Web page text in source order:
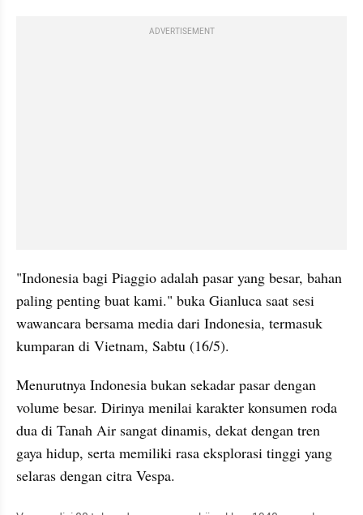
ADVERTISEMENT
"Indonesia bagi Piaggio adalah pasar yang besar, bahan
paling penting buat kami." buka Gianluca saat sesi
wawancara bersama media dari Indonesia, termasuk
kumparan di Vietnam, Sabtu (16/5).
Menurutnya Indonesia bukan sekadar pasar dengan
volume besar. Dirinya menilai karakter konsumen roda
dua di Tanah Air sangat dinamis, dekat dengan tren
gaya hidup, serta memiliki rasa eksplorasi tinggi yang
selaras dengan citra Vespa.